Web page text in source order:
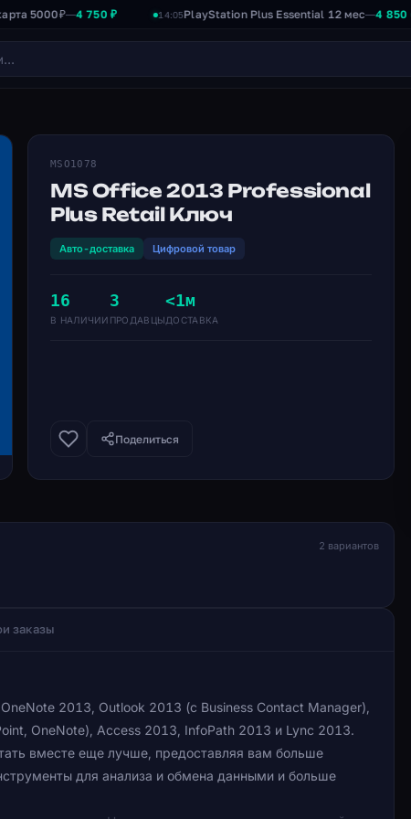
— 4 750 ₽ 14:05 PlayStation Plus Essential 12 мес—4 850 ₽
MSO1078
MS Office 2013 Professional
Plus Retail Ключ
Авто-доставка Цифровой товар
16
В НАЛИЧИИ
3
ПРОДАВЦЫ
<1м
ДОСТАВКА
Поделиться
2 вариантов
заказы
2013, Outlook 2013 (с Business Contact Manager),
OneNote), Access 2013, InfoPath 2013 и Lync 2013.
вместе еще лучше, предоставляя вам больше
для анализа и обмена данными и больше